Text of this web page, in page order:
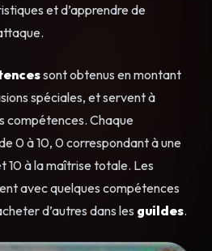
et d’apprendre de
sont obtenus en montant
spéciales, et servent à
compétences. Chaque
0 à 10, 0 correspondant à une
10 à la maîtrise totale. Les
avec quelques compétences
d’autres dans les guildes.